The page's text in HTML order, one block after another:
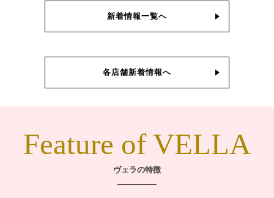
新着情報一覧へ
各店舗新着情報へ
Feature of VELLA
ヴェラの特徴